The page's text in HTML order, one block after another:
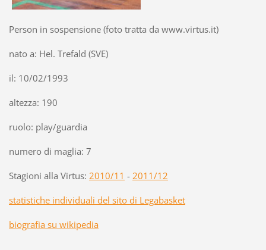
Person in sospensione (foto tratta da www.virtus.it)
nato a: Hel. Trefald (SVE)
il: 10/02/1993
altezza: 190
ruolo: play/guardia
numero di maglia: 7
Stagioni alla Virtus: 2010/11 - 2011/12
statistiche individuali del sito di Legabasket
biografia su wikipedia